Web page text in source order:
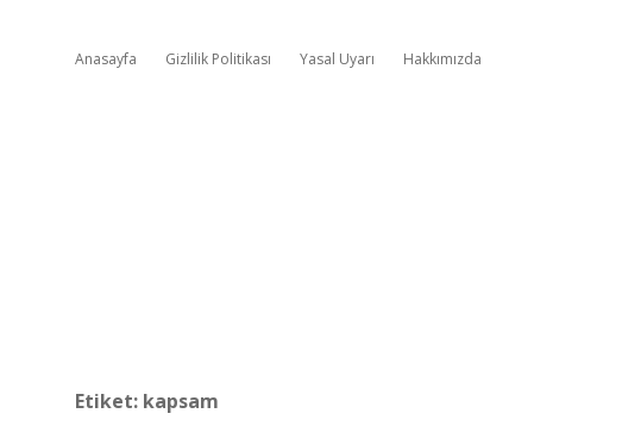
Anasayfa Gizlilik Politikası Yasal Uyarı Hakkımızda
Etiket: kapsam